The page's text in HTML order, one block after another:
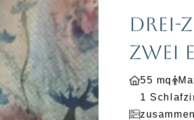
DREI-
ZWEI
55 mq
1